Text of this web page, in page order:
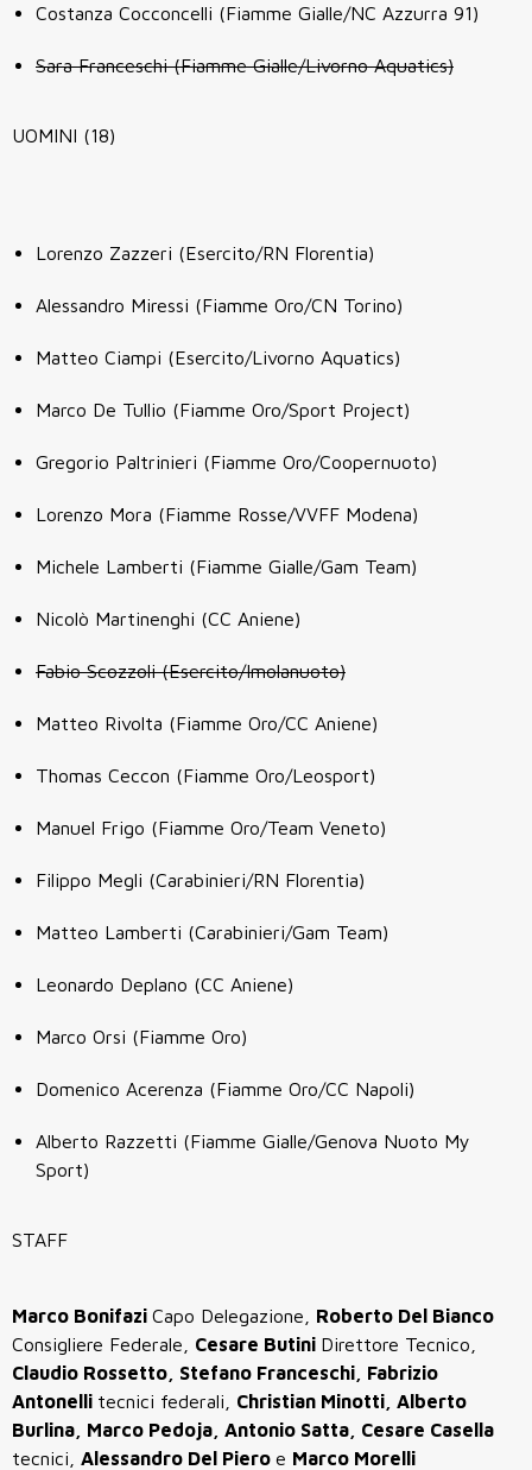
Costanza Cocconcelli (Fiamme Gialle/NC Azzurra 91)
Sara Franceschi (Fiamme Gialle/Livorno Aquatics)
UOMINI (18)
Lorenzo Zazzeri (Esercito/RN Florentia)
Alessandro Miressi (Fiamme Oro/CN Torino)
Matteo Ciampi (Esercito/Livorno Aquatics)
Marco De Tullio (Fiamme Oro/Sport Project)
Gregorio Paltrinieri (Fiamme Oro/Coopernuoto)
Lorenzo Mora (Fiamme Rosse/VVFF Modena)
Michele Lamberti (Fiamme Gialle/Gam Team)
Nicolò Martinenghi (CC Aniene)
Fabio Scozzoli (Esercito/Imolanuoto)
Matteo Rivolta (Fiamme Oro/CC Aniene)
Thomas Ceccon (Fiamme Oro/Leosport)
Manuel Frigo (Fiamme Oro/Team Veneto)
Filippo Megli (Carabinieri/RN Florentia)
Matteo Lamberti (Carabinieri/Gam Team)
Leonardo Deplano (CC Aniene)
Marco Orsi (Fiamme Oro)
Domenico Acerenza (Fiamme Oro/CC Napoli)
Alberto Razzetti (Fiamme Gialle/Genova Nuoto My
Sport)
STAFF
Marco Bonifazi Capo Delegazione, Roberto Del Bianco
Consigliere Federale, Cesare Butini Direttore Tecnico,
Claudio Rossetto, Stefano Franceschi, Fabrizio
Antonelli tecnici federali, Christian Minotti, Alberto
Burlina, Marco Pedoja, Antonio Satta, Cesare Casella
tecnici, Alessandro Del Piero e Marco Morelli